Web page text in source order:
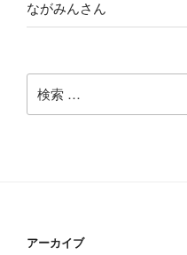
ながみんさん
索:
アーカイブ